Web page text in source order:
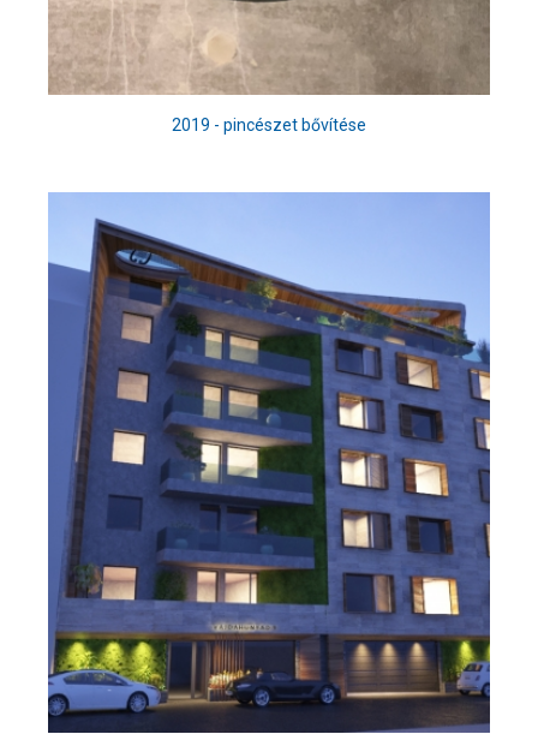
2019 - pincészet bővítése